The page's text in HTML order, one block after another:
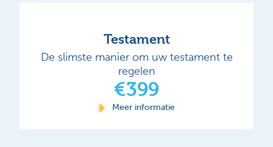
Testament
De slimste manier om uw testament te
regelen
€399
Meer informatie